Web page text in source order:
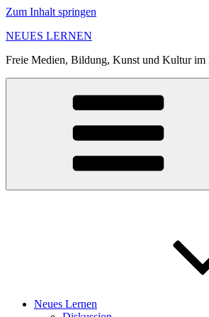
Zum Inhalt springen
NEUES LERNEN
Freie Medien, Bildung, Kunst und Kultur im
Neues Lernen